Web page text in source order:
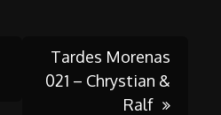
Tardes Morenas
021 – Chrystian &
Ralf